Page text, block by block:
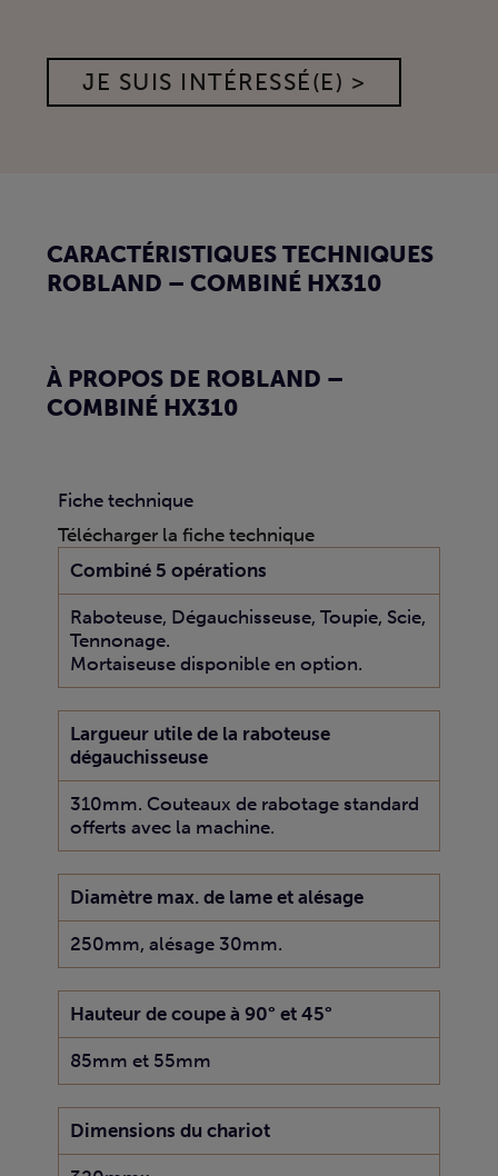
JE SUIS INTÉRESSÉ(E) >
CARACTÉRISTIQUES TECHNIQUES
ROBLAND – COMBINÉ HX310
À PROPOS DE ROBLAND –
COMBINÉ HX310
Fiche technique
Télécharger la fiche technique
Combiné 5 opérations
Raboteuse, Dégauchisseuse, Toupie, Scie,
Tennonage.
Mortaiseuse disponible en option.
Largueur utile de la raboteuse
dégauchisseuse
310mm. Couteaux de rabotage standard
offerts avec la machine.
Diamètre max. de lame et alésage
250mm, alésage 30mm.
Hauteur de coupe à 90° et 45°
85mm et 55mm
Dimensions du chariot